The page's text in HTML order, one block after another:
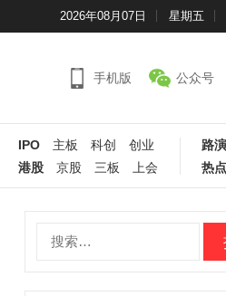
2026年08月07日 星期五
手机版 公众号
IPO 主板 科创
创业
港股
京股 三板 上会
路演
热点